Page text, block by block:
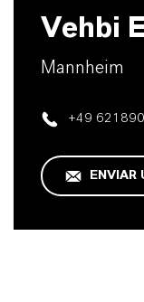
Vehbi
Mannheim
+49
ENVIAR